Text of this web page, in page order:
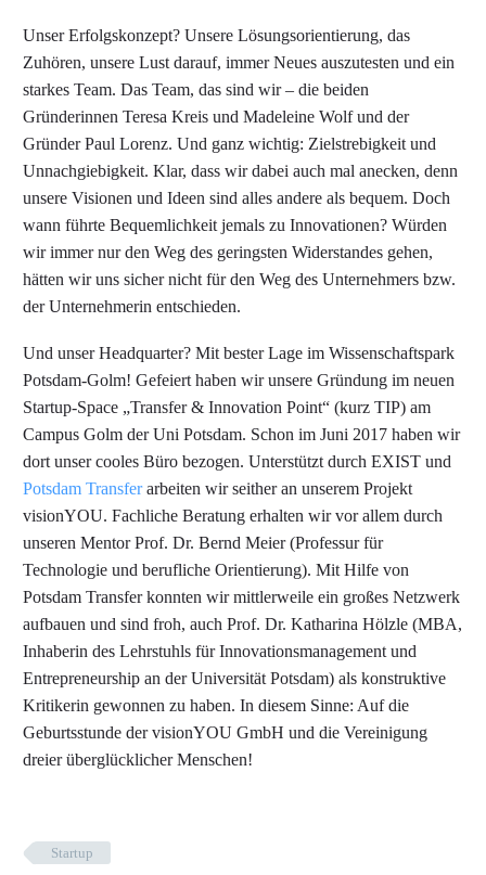
Unser Erfolgskonzept? Unsere Lösungsorientierung, das
Zuhören, unsere Lust darauf, immer Neues auszutesten und ein
starkes Team. Das Team, das sind wir – die beiden
Gründerinnen Teresa Kreis und Madeleine Wolf und der
Gründer Paul Lorenz. Und ganz wichtig: Zielstrebigkeit und
Unnachgiebigkeit. Klar, dass wir dabei auch mal anecken, denn
unsere Visionen und Ideen sind alles andere als bequem. Doch
wann führte Bequemlichkeit jemals zu Innovationen? Würden
wir immer nur den Weg des geringsten Widerstandes gehen,
hätten wir uns sicher nicht für den Weg des Unternehmers bzw.
der Unternehmerin entschieden.
Und unser Headquarter? Mit bester Lage im Wissenschaftspark
Potsdam-Golm! Gefeiert haben wir unsere Gründung im neuen
Startup-Space „Transfer & Innovation Point“ (kurz TIP) am
Campus Golm der Uni Potsdam. Schon im Juni 2017 haben wir
dort unser cooles Büro bezogen. Unterstützt durch EXIST und
Potsdam Transferarbeiten wir seither an unserem Projekt
visionYOU. Fachliche Beratung erhalten wir vor allem durch
unseren Mentor Prof. Dr. Bernd Meier (Professur für
Technologie und berufliche Orientierung). Mit Hilfe von
Potsdam Transfer konnten wir mittlerweile ein großes Netzwerk
aufbauen und sind froh, auch Prof. Dr. Katharina Hölzle (MBA,
Inhaberin des Lehrstuhls für Innovationsmanagement und
Entrepreneurship an der Universität Potsdam) als konstruktive
Kritikerin gewonnen zu haben. In diesem Sinne: Auf die
Geburtsstunde der visionYOU GmbH und die Vereinigung
dreier überglücklicher Menschen!
Startup